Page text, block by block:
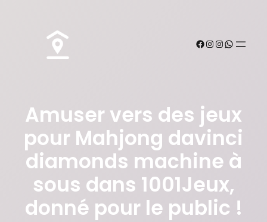
Amuser vers des jeux
pour Mahjong davinci
diamonds machine à
sous dans 1001Jeux,
donné pour le public !